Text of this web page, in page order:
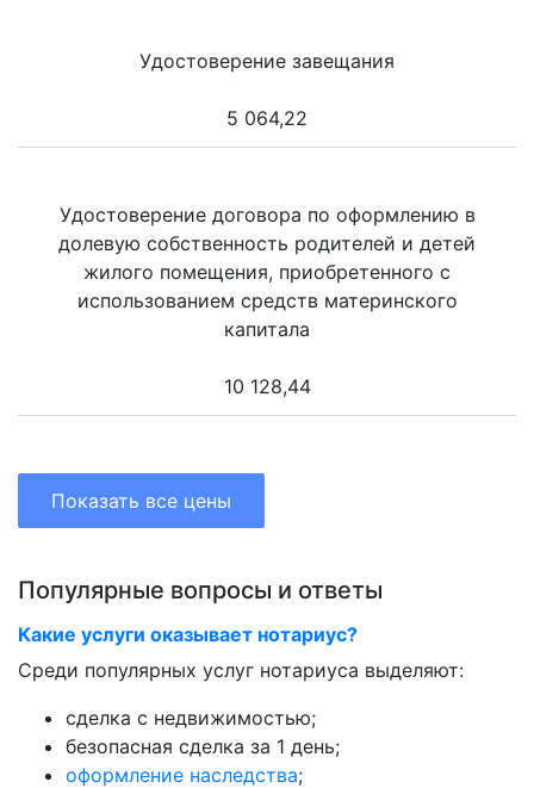
Удостоверение завещания
5 064,22
Удостоверение договора по оформлению в
долевую собственность родителей и детей
жилого помещения, приобретенного с
использованием средств материнского
капитала
10 128,44
Показать все цены
Популярные вопросы и ответы
Какие услуги оказывает нотариус?
Среди популярных услуг нотариуса выделяют:
сделка с недвижимостью;
безопасная сделка за 1 день;
оформление наследства;